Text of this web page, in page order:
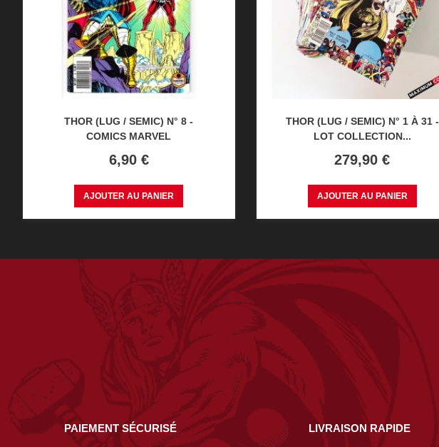
THOR (LUG / SEMIC) N° 8 -
COMICS MARVEL
Prix
6,90 €
AJOUTER AU PANIER
THOR (LUG / SEMIC) N° 1 À 31 -
LOT COLLECTION...
Prix
279,90 €
AJOUTER AU PANIER
PAIEMENT SÉCURISÉ LIVRAISON RAPIDE